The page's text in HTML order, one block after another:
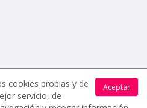
Aceptar
cookies propias y de
servicio, de